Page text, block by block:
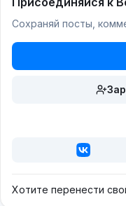
Сохраняй посты,
Хотите перенести